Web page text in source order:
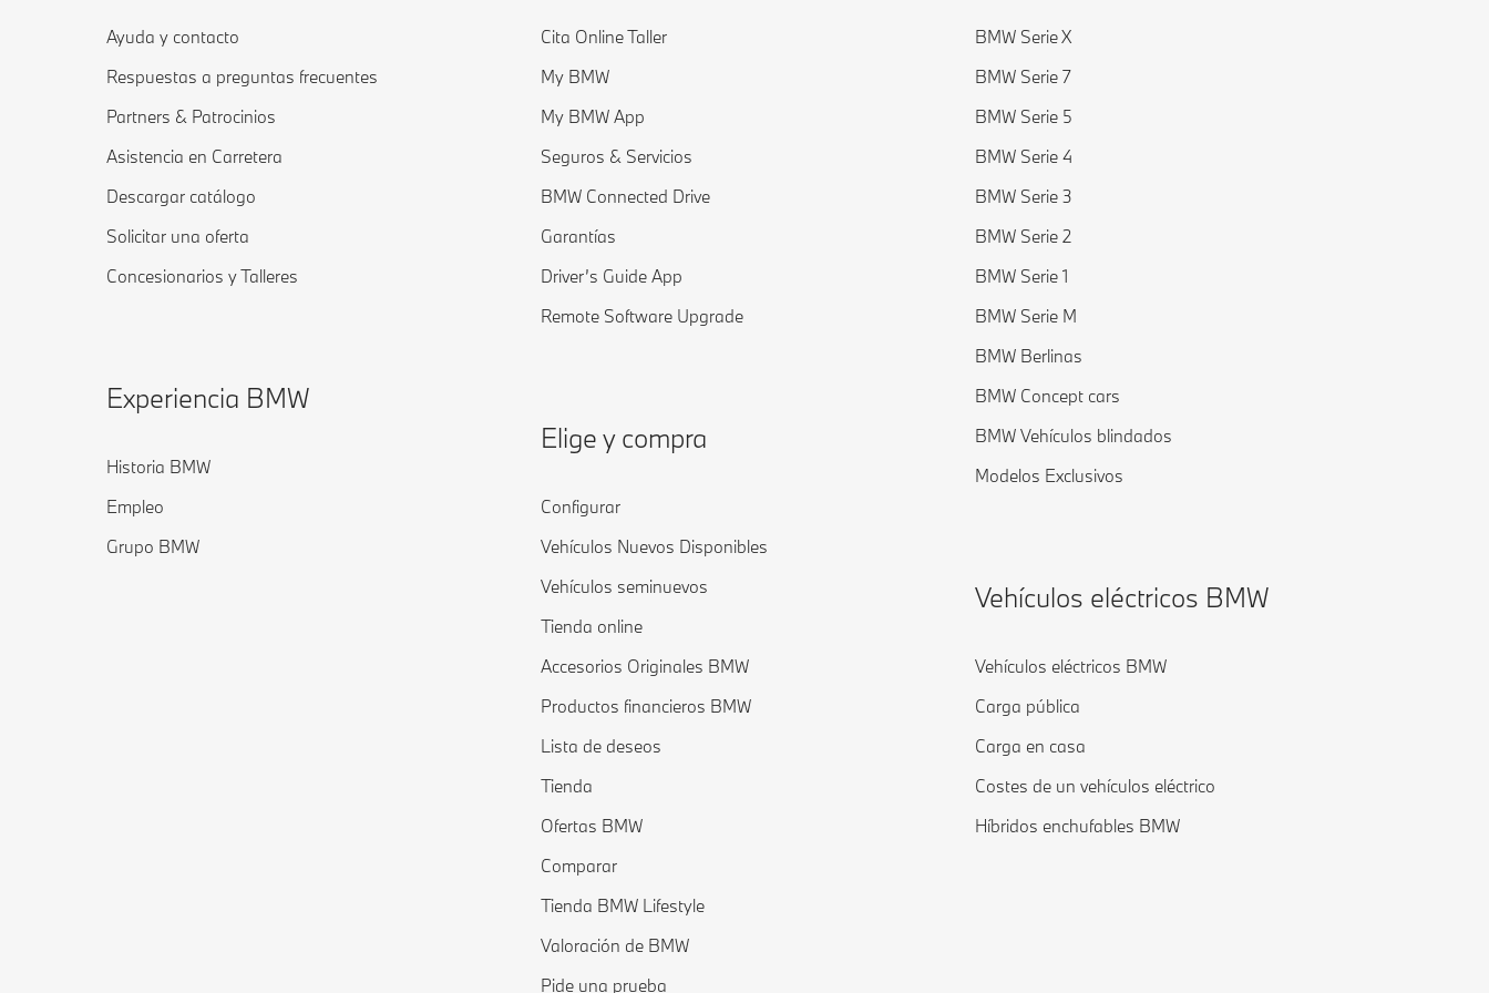
Ayuda y contacto
Respuestas a preguntas frecuentes
Partners & Patrocinios
Asistencia en Carretera
Descargar catálogo
Solicitar una oferta
Concesionarios y Talleres
Experiencia BMW
Historia BMW
Empleo
Grupo BMW
Cita Online Taller
My BMW
My BMW App
Seguros & Servicios
BMW Connected Drive
Garantías
Driver’s Guide App
Remote Software Upgrade
Elige y compra
Configurar
Vehículos Nuevos Disponibles
Vehículos seminuevos
Tienda online
Accesorios Originales BMW
Productos financieros BMW
Lista de deseos
Tienda
Ofertas BMW
Comparar
Tienda BMW Lifestyle
Valoración de BMW
Pide una prueba
BMW Serie X
BMW Serie 7
BMW Serie 5
BMW Serie 4
BMW Serie 3
BMW Serie 2
BMW Serie 1
BMW Serie M
BMW Berlinas
BMW Concept cars
BMW Vehículos blindados
Modelos Exclusivos
Vehículos eléctricos BMW
Vehículos eléctricos BMW
Carga pública
Carga en casa
Costes de un vehículos eléctrico
Híbridos enchufables BMW